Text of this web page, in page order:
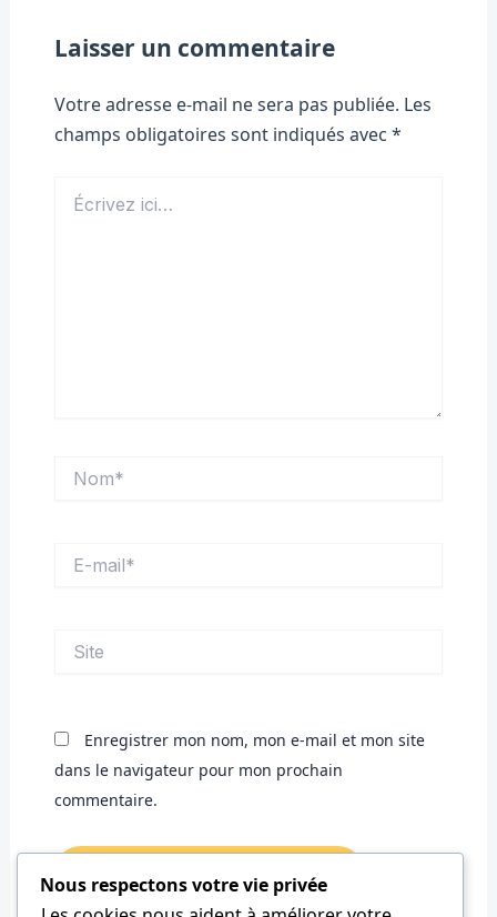
Laisser un commentaire
Votre adresse e-mail ne sera pas publiée. Les
champs obligatoires sont indiqués avec *
ici…
mail*
Enregistrer mon nom, mon e-mail et mon site
dans le navigateur pour mon prochain
commentaire.
Nous respectons votre vie privée